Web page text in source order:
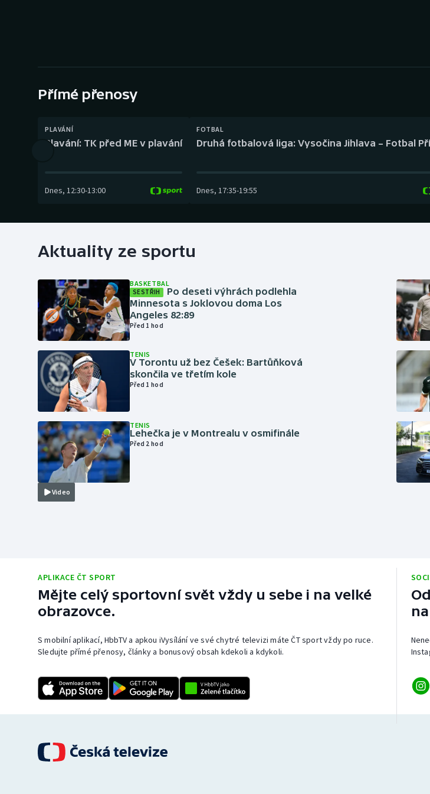
Gymnastika Plážový volejbal
Přímé přenosy
PLAVÁNÍ
Plavání: TK před ME v plavání
Dnes, 12:30-13:00
FOTBAL
Druhá fotbalová liga: Vysočina Jihlava – Fotbal
Dnes, 17:35-19:55
Aktuality ze sportu
BASKETBAL
SESTŘIH
Po deseti výhrách podlehla
Minnesota s Joklovou doma Los
Angeles 82:89
Před 1 hod
TENIS
V Torontu už bez Češek: Bartůňková
skončila ve třetím kole
Před 1 hod
Video
TENIS
Lehečka je v Montrealu v osmifinále
Před 2 hod
APLIKACE ČT SPORT
Mějte celý sportovní svět vždy u sebe i na velké
obrazovce.
S mobilní aplikací, HbbTV a apkou iVysílání ve své chytré televizi máte ČT sport vždy po ruce.
Sledujte přímé přenosy, články a bonusový obsah kdekoli a kdykoli.